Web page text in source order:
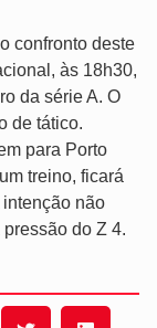
confronto deste
às 18h30,
da série A. O
de tático.
para Porto
treino, ficará
intenção não
do Z 4.